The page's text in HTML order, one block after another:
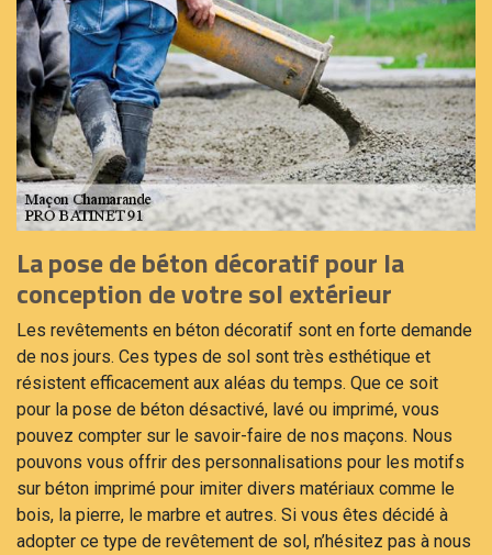
La pose de béton décoratif pour la
conception de votre sol extérieur
Les revêtements en béton décoratif sont en forte demande
de nos jours. Ces types de sol sont très esthétique et
résistent efficacement aux aléas du temps. Que ce soit
pour la pose de béton désactivé, lavé ou imprimé, vous
pouvez compter sur le savoir-faire de nos maçons. Nous
pouvons vous offrir des personnalisations pour les motifs
sur béton imprimé pour imiter divers matériaux comme le
bois, la pierre, le marbre et autres. Si vous êtes décidé à
adopter ce type de revêtement de sol, n’hésitez pas à nous